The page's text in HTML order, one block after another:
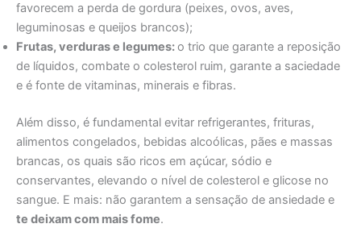
favorecem a perda de gordura (peixes, ovos, aves,
leguminosas e queijos brancos);
Frutas, verduras e legumes:o trio que garante a reposição
de líquidos, combate o colesterol ruim, garante a saciedade
e é fonte de vitaminas, minerais e fibras.
Além disso, é fundamental evitar refrigerantes, frituras,
alimentos congelados, bebidas alcoólicas, pães e massas
brancas, os quais são ricos em açúcar, sódio e
conservantes, elevando o nível de colesterol e glicose no
sangue. E mais: não garantem a sensação de ansiedade e
te deixam com mais fome.